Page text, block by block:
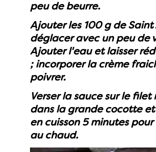
peu de beurre.
Ajouter les 100 g de Saint
déglacer avec un peu de
Ajouter l'eau et laisser
; incorporer la crème
poivrer.
Verser la sauce sur le filet
dans la grande cocotte
en cuisson 5 minutes
au chaud.